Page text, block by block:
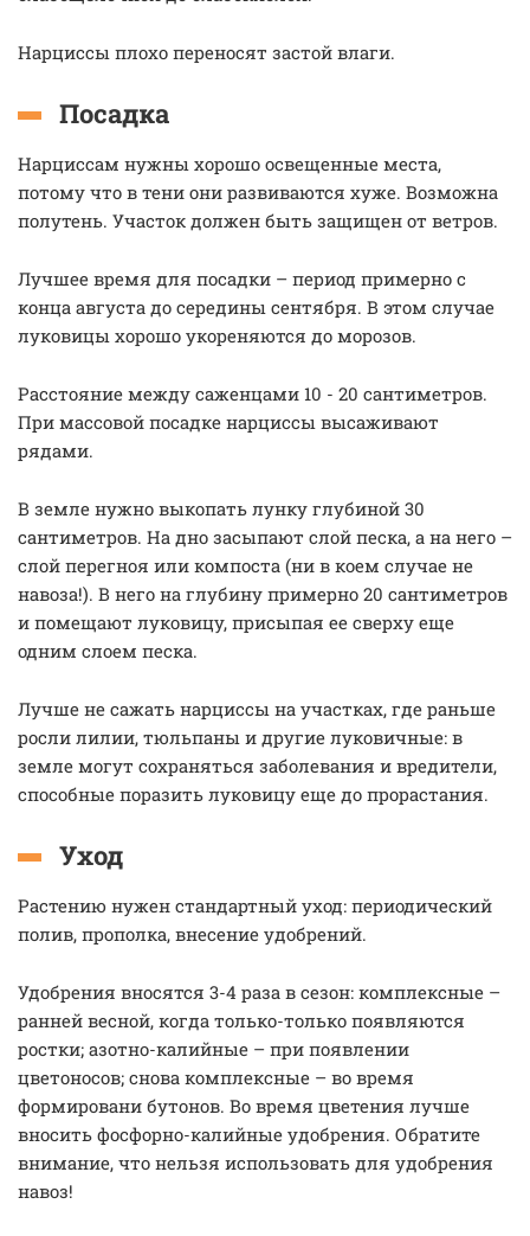
Нарциссы плохо переносят застой влаги.
Посадка
Нарциссам нужны хорошо освещенные места,
потому что в тени они развиваются хуже. Возможна
полутень. Участок должен быть защищен от ветров.
Лучшее время для посадки – период примерно с
конца августа до середины сентября. В этом случае
луковицы хорошо укореняются до морозов.
Расстояние между саженцами 10 - 20 сантиметров.
При массовой посадке нарциссы высаживают
рядами.
В земле нужно выкопать лунку глубиной 30
сантиметров. На дно засыпают слой песка, а на него –
слой перегноя или компоста (ни в коем случае не
навоза!). В него на глубину примерно 20 сантиметров
и помещают луковицу, присыпая ее сверху еще
одним слоем песка.
Лучше не сажать нарциссы на участках, где раньше
росли лилии, тюльпаны и другие луковичные: в
земле могут сохраняться заболевания и вредители,
способные поразить луковицу еще до прорастания.
Уход
Растению нужен стандартный уход: периодический
полив, прополка, внесение удобрений.
Удобрения вносятся 3-4 раза в сезон: комплексные –
ранней весной, когда только-только появляются
ростки; азотно-калийные – при появлении
цветоносов; снова комплексные – во время
формировани бутонов. Во время цветения лучше
вносить фосфорно-калийные удобрения. Обратите
внимание, что нельзя использовать для удобрения
навоз!